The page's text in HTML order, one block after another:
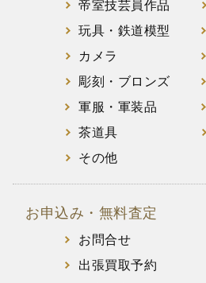
帝室技芸員作品
玩具・鉄道模型
カメラ
彫刻・ブロンズ
軍服・軍装品
茶道具
その他
お申込み・無料査定
お問合せ
出張買取予約